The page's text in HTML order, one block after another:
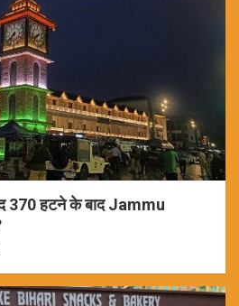
370 हटने के बाद Jammu